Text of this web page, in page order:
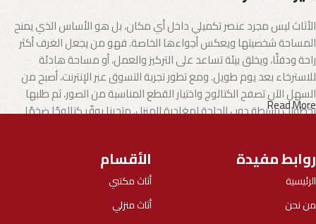
الأثاث ليس مجرد عنصر تكميلي داخل أي مكان، بل هو الأساس الذي يمنح
المساحة شخصيتها ويعكس أجواءها الخاصة. فهو من يجعل الغرف أكثر
راحة ودفئًا، ويخلق بيئة تساعد على التركيز والعمل، أو مساحة هادئة
للاسترخاء بعد يوم طويل. ومع تطور تجربة التسوق عبر الإنترنت، أصبح من
السهل الآن تصفح الكتالوج واختيار القطع المناسبة من الصور، ثم طلبها
بخطوات بسيطة دون الحاجة لمغادرة المنزل. متجرنا يوفّر كتالوجًا ضخمًا
الأثاث.. فن يجمع بين الإبداع والجودة
تطورت صناعة الأثاث لتصبح مزيجًا من الفن والوظيفة، حيث يقدم المصنّعون
Read More
روابط مفيدة
الرئيسية
من نحن
الأقسام
أثاث مكتبي
أثاث منزلي